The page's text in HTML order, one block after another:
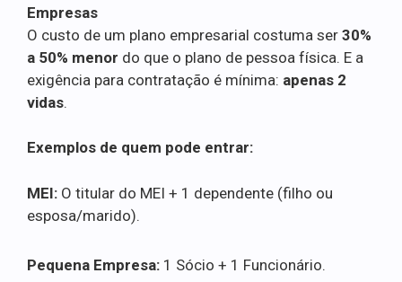
Empresas
O custo de um plano empresarial costuma ser 30%
a 50% menor do que o plano de pessoa física. E a
exigência para contratação é mínima: apenas 2
vidas.
Exemplos de quem pode entrar:
MEI: O titular do MEI + 1 dependente (filho ou
esposa/marido).
Pequena Empresa: 1 Sócio + 1 Funcionário.